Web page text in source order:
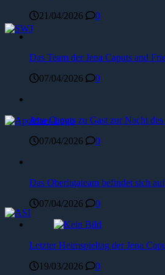
21/04/2026
0
Das Team der Jena Caputs and
07/04/2026
0
Jena Caputs zu Gast zur Nacht
07/04/2026
0
Das Oberligateam befindet sich
07/04/2026
0
Letzter Heimspieltag der Jena
19/03/2026
0